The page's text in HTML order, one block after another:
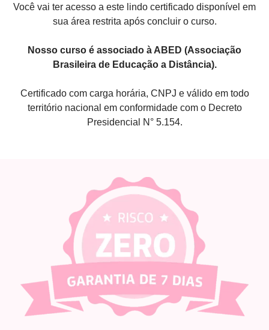
Você vai ter acesso a este lindo certificado disponível em
sua área restrita após concluir o curso.
Nosso curso é associado à ABED (Associação
Brasileira de Educação a Distância).
Certificado com carga horária, CNPJ e válido em todo
território nacional em conformidade com o Decreto
Presidencial N° 5.154.